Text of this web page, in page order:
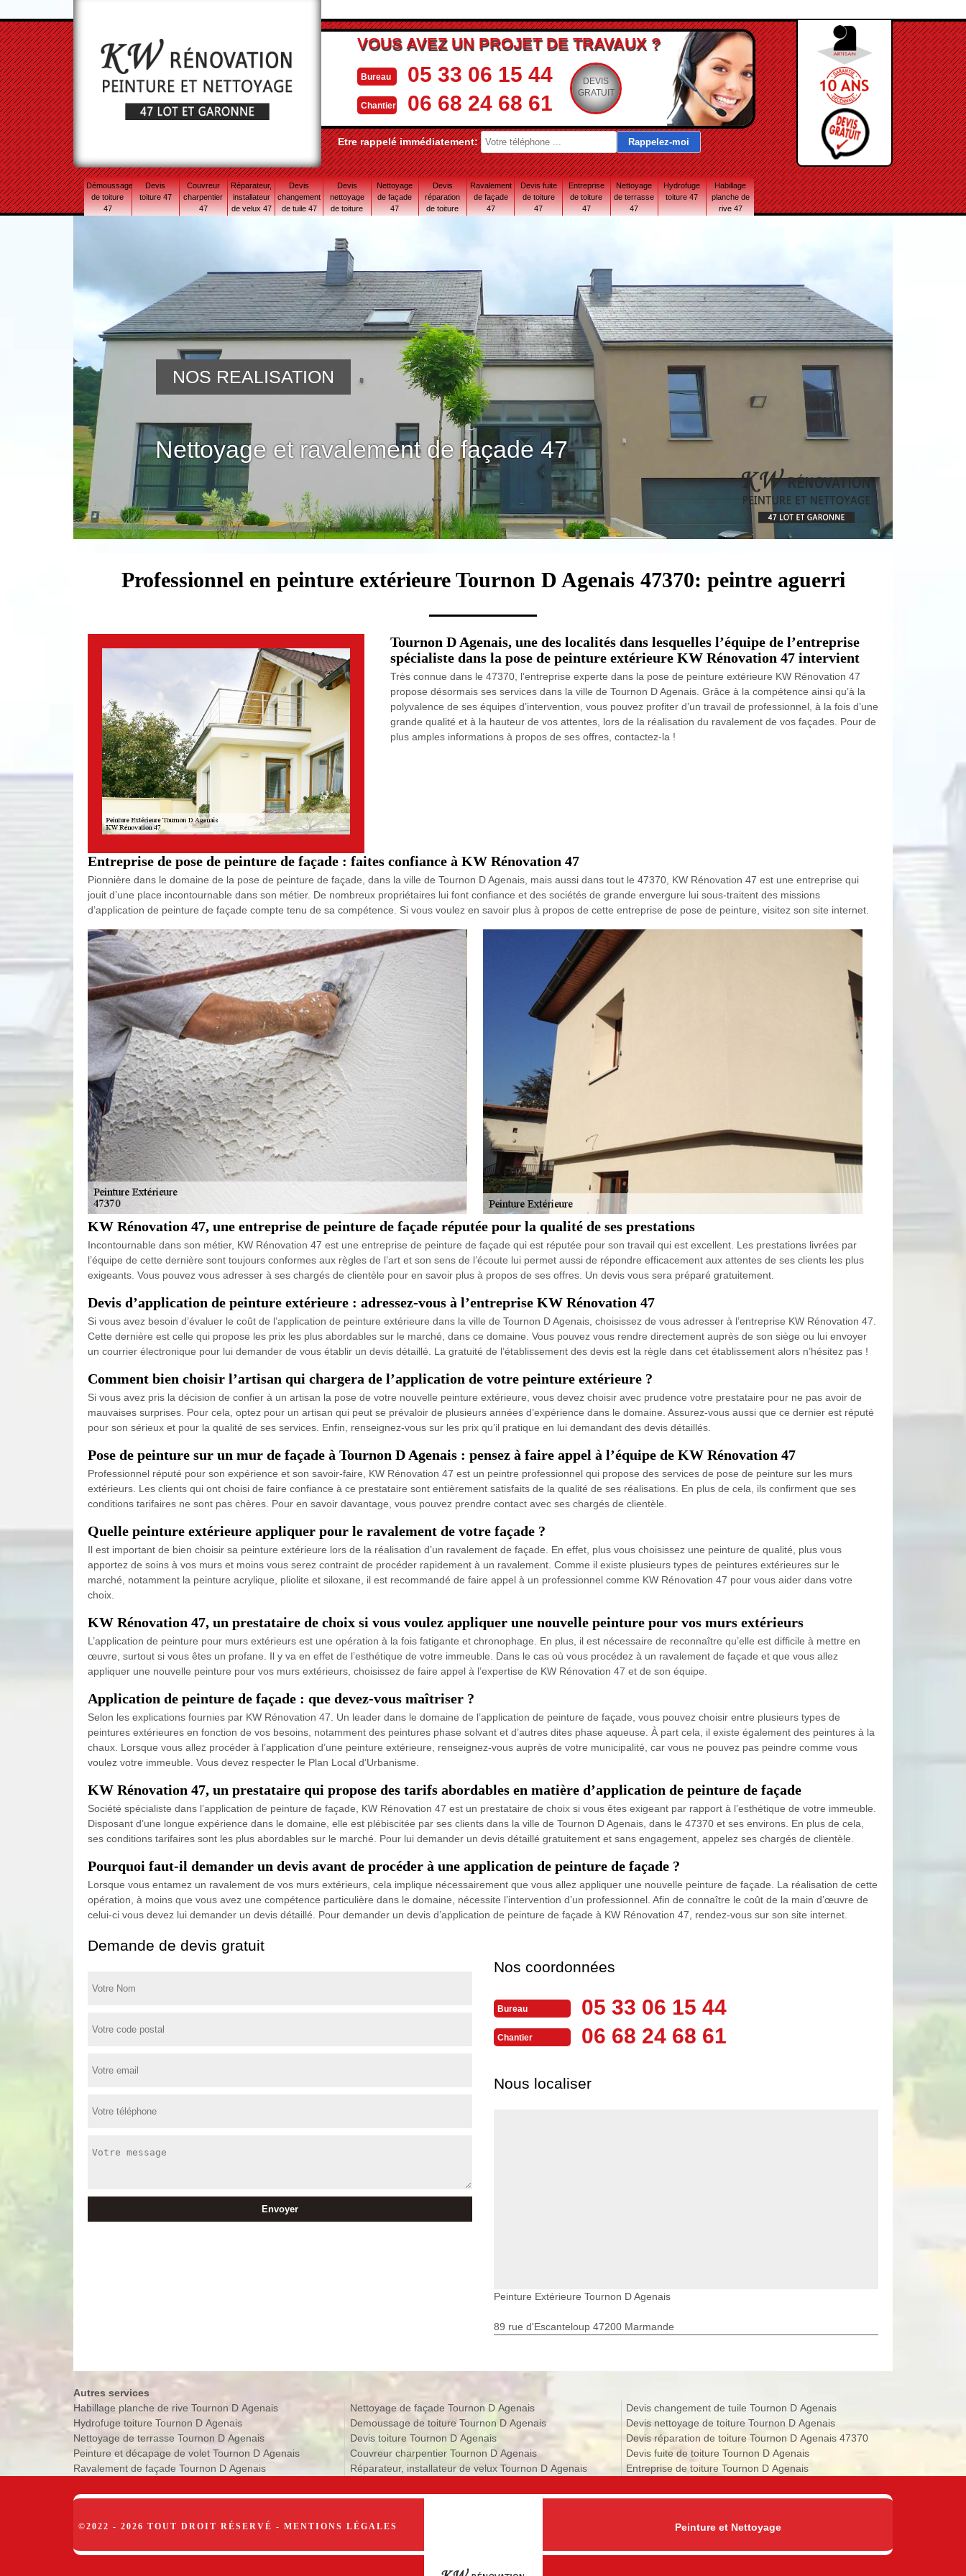
VOUS AVEZ UN PROJET DE TRAVAUX ?
Bureau 05 33 06 15 44
Chantier 06 68 24 68 61
DEVIS
GRATUIT
Etre rappelé immédiatement:
Démoussage
de toiture
47
Devis
toiture 47
Couvreur
charpentier
47
Réparateur,
installateur
de velux 47
Devis
changement
de tuile 47
Devis
nettoyage
de toiture
Nettoyage
de façade
47
Devis
réparation
de toiture
Ravalement
de façade
47
Devis fuite
de toiture
47
Entreprise
de toiture
47
Nettoyage
de terrasse
47
Hydrofuge
toiture 47
Habillage
planche de
rive 47
Nettoyage et ravalement de façade 47
NOS REALISATION
Professionnel en peinture extérieure Tournon D Agenais 47370: peintre aguerri
Tournon D Agenais, une des localités dans lesquelles l’équipe de l’entreprise
spécialiste dans la pose de peinture extérieure KW Rénovation 47 intervient
Très connue dans le 47370, l’entreprise experte dans la pose de peinture extérieure KW Rénovation 47
propose désormais ses services dans la ville de Tournon D Agenais. Grâce à la compétence ainsi qu’à la
polyvalence de ses équipes d’intervention, vous pouvez profiter d’un travail de professionnel, à la fois d’une
grande qualité et à la hauteur de vos attentes, lors de la réalisation du ravalement de vos façades. Pour de
plus amples informations à propos de ses offres, contactez-la !
Entreprise de pose de peinture de façade : faites confiance à KW Rénovation 47
Pionnière dans le domaine de la pose de peinture de façade, dans la ville de Tournon D Agenais, mais aussi dans tout le 47370, KW Rénovation 47 est une entreprise qui
jouit d’une place incontournable dans son métier. De nombreux propriétaires lui font confiance et des sociétés de grande envergure lui sous-traitent des missions
d’application de peinture de façade compte tenu de sa compétence. Si vous voulez en savoir plus à propos de cette entreprise de pose de peinture, visitez son site internet.
KW Rénovation 47, une entreprise de peinture de façade réputée pour la qualité de ses prestations
Incontournable dans son métier, KW Rénovation 47 est une entreprise de peinture de façade qui est réputée pour son travail qui est excellent. Les prestations livrées par
l’équipe de cette dernière sont toujours conformes aux règles de l’art et son sens de l’écoute lui permet aussi de répondre efficacement aux attentes de ses clients les plus
exigeants. Vous pouvez vous adresser à ses chargés de clientèle pour en savoir plus à propos de ses offres. Un devis vous sera préparé gratuitement.
Devis d’application de peinture extérieure : adressez-vous à l’entreprise KW Rénovation 47
Si vous avez besoin d’évaluer le coût de l’application de peinture extérieure dans la ville de Tournon D Agenais, choisissez de vous adresser à l’entreprise KW Rénovation 47.
Cette dernière est celle qui propose les prix les plus abordables sur le marché, dans ce domaine. Vous pouvez vous rendre directement auprès de son siège ou lui envoyer
un courrier électronique pour lui demander de vous établir un devis détaillé. La gratuité de l’établissement des devis est la règle dans cet établissement alors n’hésitez pas !
Comment bien choisir l’artisan qui chargera de l’application de votre peinture extérieure ?
Si vous avez pris la décision de confier à un artisan la pose de votre nouvelle peinture extérieure, vous devez choisir avec prudence votre prestataire pour ne pas avoir de
mauvaises surprises. Pour cela, optez pour un artisan qui peut se prévaloir de plusieurs années d’expérience dans le domaine. Assurez-vous aussi que ce dernier est réputé
pour son sérieux et pour la qualité de ses services. Enfin, renseignez-vous sur les prix qu’il pratique en lui demandant des devis détaillés.
Pose de peinture sur un mur de façade à Tournon D Agenais : pensez à faire appel à l’équipe de KW Rénovation 47
Professionnel réputé pour son expérience et son savoir-faire, KW Rénovation 47 est un peintre professionnel qui propose des services de pose de peinture sur les murs
extérieurs. Les clients qui ont choisi de faire confiance à ce prestataire sont entièrement satisfaits de la qualité de ses réalisations. En plus de cela, ils confirment que ses
conditions tarifaires ne sont pas chères. Pour en savoir davantage, vous pouvez prendre contact avec ses chargés de clientèle.
Quelle peinture extérieure appliquer pour le ravalement de votre façade ?
Il est important de bien choisir sa peinture extérieure lors de la réalisation d’un ravalement de façade. En effet, plus vous choisissez une peinture de qualité, plus vous
apportez de soins à vos murs et moins vous serez contraint de procéder rapidement à un ravalement. Comme il existe plusieurs types de peintures extérieures sur le
marché, notamment la peinture acrylique, pliolite et siloxane, il est recommandé de faire appel à un professionnel comme KW Rénovation 47 pour vous aider dans votre
choix.
KW Rénovation 47, un prestataire de choix si vous voulez appliquer une nouvelle peinture pour vos murs extérieurs
L’application de peinture pour murs extérieurs est une opération à la fois fatigante et chronophage. En plus, il est nécessaire de reconnaître qu’elle est difficile à mettre en
œuvre, surtout si vous êtes un profane. Il y va en effet de l’esthétique de votre immeuble. Dans le cas où vous procédez à un ravalement de façade et que vous allez
appliquer une nouvelle peinture pour vos murs extérieurs, choisissez de faire appel à l’expertise de KW Rénovation 47 et de son équipe.
Application de peinture de façade : que devez-vous maîtriser ?
Selon les explications fournies par KW Rénovation 47. Un leader dans le domaine de l’application de peinture de façade, vous pouvez choisir entre plusieurs types de
peintures extérieures en fonction de vos besoins, notamment des peintures phase solvant et d’autres dites phase aqueuse. À part cela, il existe également des peintures à la
chaux. Lorsque vous allez procéder à l’application d’une peinture extérieure, renseignez-vous auprès de votre municipalité, car vous ne pouvez pas peindre comme vous
voulez votre immeuble. Vous devez respecter le Plan Local d’Urbanisme.
KW Rénovation 47, un prestataire qui propose des tarifs abordables en matière d’application de peinture de façade
Société spécialiste dans l’application de peinture de façade, KW Rénovation 47 est un prestataire de choix si vous êtes exigeant par rapport à l’esthétique de votre immeuble.
Disposant d’une longue expérience dans le domaine, elle est plébiscitée par ses clients dans la ville de Tournon D Agenais, dans le 47370 et ses environs. En plus de cela,
ses conditions tarifaires sont les plus abordables sur le marché. Pour lui demander un devis détaillé gratuitement et sans engagement, appelez ses chargés de clientèle.
Pourquoi faut-il demander un devis avant de procéder à une application de peinture de façade ?
Lorsque vous entamez un ravalement de vos murs extérieurs, cela implique nécessairement que vous allez appliquer une nouvelle peinture de façade. La réalisation de cette
opération, à moins que vous avez une compétence particulière dans le domaine, nécessite l’intervention d’un professionnel. Afin de connaître le coût de la main d’œuvre de
celui-ci vous devez lui demander un devis détaillé. Pour demander un devis d’application de peinture de façade à KW Rénovation 47, rendez-vous sur son site internet.
Demande de devis gratuit
Nos coordonnées
Bureau 05 33 06 15 44
Chantier 06 68 24 68 61
Nous localiser
Peinture Extérieure Tournon D Agenais
89 rue d'Escanteloup 47200 Marmande
Autres services
Habillage planche de rive Tournon D Agenais
Hydrofuge toiture Tournon D Agenais
Nettoyage de terrasse Tournon D Agenais
Peinture et décapage de volet Tournon D Agenais
Ravalement de façade Tournon D Agenais
Nettoyage de façade Tournon D Agenais
Demoussage de toiture Tournon D Agenais
Devis toiture Tournon D Agenais
Couvreur charpentier Tournon D Agenais
Réparateur, installateur de velux Tournon D Agenais
Devis changement de tuile Tournon D Agenais
Devis nettoyage de toiture Tournon D Agenais
Devis réparation de toiture Tournon D Agenais 47370
Devis fuite de toiture Tournon D Agenais
Entreprise de toiture Tournon D Agenais
©2022 - 2026 TOUT DROIT RÉSERVÉ - MENTIONS LÉGALES Peinture et Nettoyage